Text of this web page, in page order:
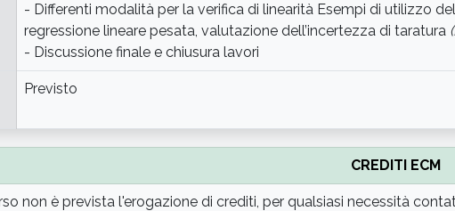
- Differenti modalità per la verifica di linearità Esempi di utilizzo
regressione lineare pesata, valutazione dell’incertezza di taratura
- Discussione finale e chiusura lavori
Previsto
CREDITI ECM
non è prevista l'erogazione di crediti, per qualsiasi necessità